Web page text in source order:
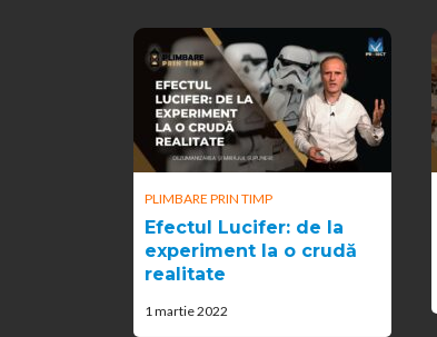
PLIMBARE PRIN TIMP
Efectul Lucifer: de la
experiment la o crudă
realitate
1 martie 2022